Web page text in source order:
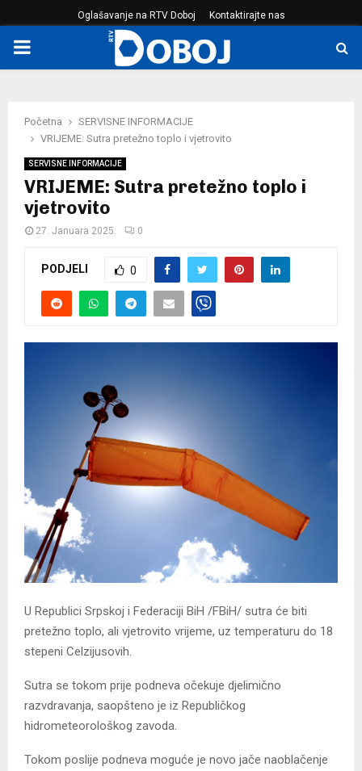
Oglašavanje na RTV Doboj Kontaktirajte nas
PRIMARY
Početna
SERVISNE INFORMACIJE
VRIJEME: Sutra pretežno toplo i vjetrovito
SERVISNE INFORMACIJE
VRIJEME: Sutra pretežno toplo i
vjetrovito
27. Januara 2025. 0
PODJELI 0
U Republici Srpskoj i Federaciji BiH /FBiH/ sutra će biti
pretežno toplo, ali vjetrovito vrijeme, uz temperaturu do 18
stepeni Celzijusovih.
Sutra se tokom prije podneva očekuje djelimično
razvdravanja, saopšteno je iz Republičkog
hidrometeorološkog zavoda.
Tokom poslije podneva moguće je novo jače naoblačenje